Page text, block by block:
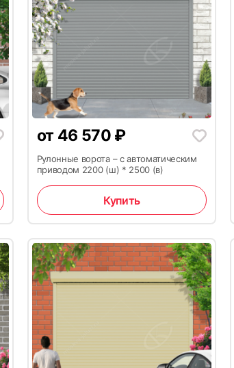
14
17
20
от 46 570 ₽
Рулонные ворота – с автоматическим
приводом 2200 (ш) * 2500 (в)
Купить